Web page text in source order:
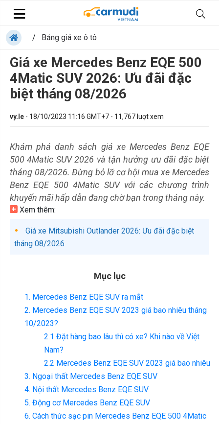
/ Bảng giá xe ô tô
Giá xe Mercedes Benz EQE 500
4Matic SUV 2026: Ưu đãi đặc
biệt tháng 08/2026
vy.le - 18/10/2023 11:16 GMT+7 - 11,767 luợt xem
Khám phá danh sách giá xe Mercedes Benz EQE
500 4Matic SUV 2026 và tận hưởng ưu đãi đặc biệt
tháng 08/2026. Đừng bỏ lỡ cơ hội mua xe Mercedes
Benz EQE 500 4Matic SUV với các chương trình
khuyến mãi hấp dẫn đang chờ bạn trong tháng này.
Xem thêm:
Giá xe Mitsubishi Outlander 2026: Ưu đãi đặc biệt
tháng 08/2026
Mục lục
1. Mercedes Benz EQE SUV ra mắt
2. Mercedes Benz EQE SUV 2023 giá bao nhiêu tháng
10/2023?
2.1 Đặt hàng bao lâu thì có xe? Khi nào về Việt
Nam?
2.2 Mercedes Benz EQE SUV 2023 giá bao nhiêu
3. Ngoại thất Mercedes Benz EQE SUV
4. Nội thất Mercedes Benz EQE SUV
5. Động cơ Mercedes Benz EQE SUV
6. Cách thức sạc pin Mercedes Benz EQE 500 4Matic